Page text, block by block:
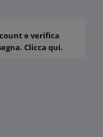
e verifica
Clicca qui.